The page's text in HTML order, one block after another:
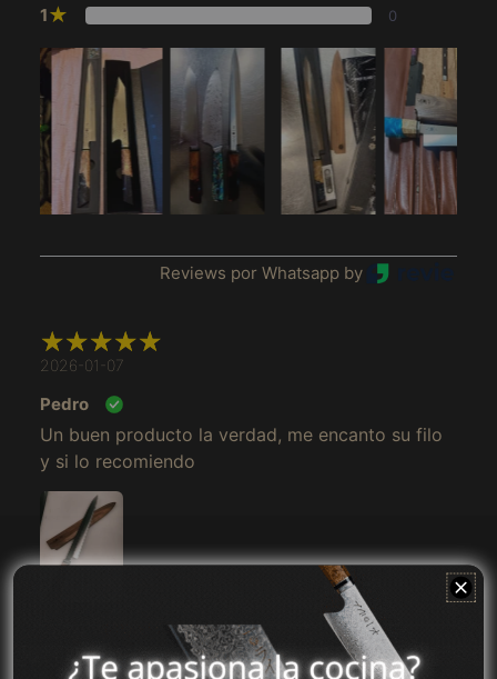
1★ 0
Reviews por Whatsapp by
2026-01-07
Pedro
Un buen producto la verdad, me encanto su filo
y si lo recomiendo
Afghanistan (MXN $)
Afrique du Sud (MXN
Albanie (MXN $)
Allemagne (MXN $)
Andorre (MXN $)
Angola (MXN $)
Anguilla (MXN $)
Antigua-et-Barbuda
(MXN $)
Arabie saoudite
(MXN $)
Aruba (MXN $)